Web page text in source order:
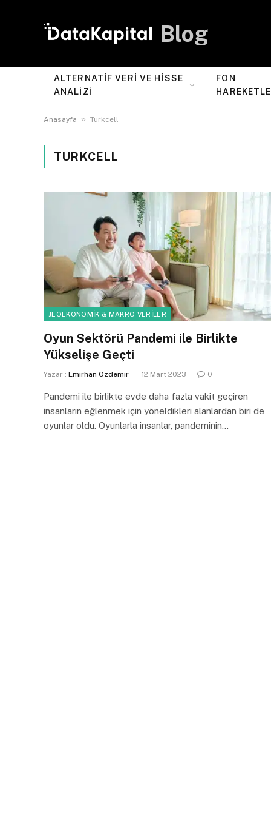
Blog
ALTERNATIF VERI VE HISSE
ANALIZI
FON
Anasayfa » Turkcell
TURKCELL
JEOEKONOMIK & MAKRO VERILER
Oyun Sektörü Pandemi ile Birlikte
Yükselişe Geçti
Yazar : Emirhan Ozdemir 12 Mart 2023 0
Pandemi ile birlikte evde daha fazla vakit geçiren
insanların eğlenmek için yöneldikleri alanlardan biri de
oyunlar oldu. Oyunlarla insanlar, pandeminin…